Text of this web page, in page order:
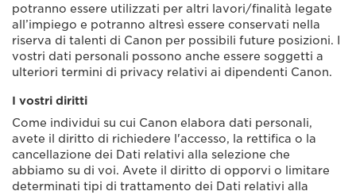
potranno essere utilizzati per altri lavori/finalità legate
all’impiego e potranno altresì essere conservati nella
riserva di talenti di Canon per possibili future posizioni. I
vostri dati personali possono anche essere soggetti a
ulteriori termini di privacy relativi ai dipendenti Canon.
I vostri diritti
Come individui su cui Canon elabora dati personali,
avete il diritto di richiedere l'accesso, la rettifica o la
cancellazione dei Dati relativi alla selezione che
abbiamo su di voi. Avete il diritto di opporvi o limitare
determinati tipi di trattamento dei Dati relativi alla